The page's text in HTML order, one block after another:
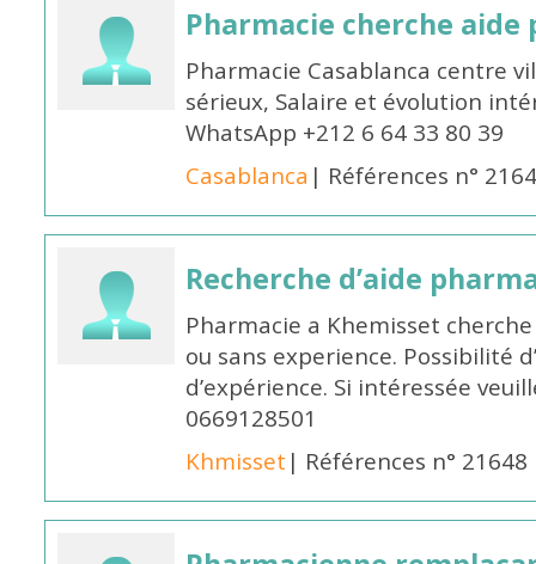
Pharmacie cherche aide
Pharmacie Casablanca centre
sérieux, Salaire et évolution
WhatsApp +212 6 64 33 80 39
Casablanca | Références n°
Recherche d’aide
Pharmacie a Khemisset
ou sans experience. Possibilité
d’expérience. Si intéressée
0669128501
Khmisset | Références n° 21648